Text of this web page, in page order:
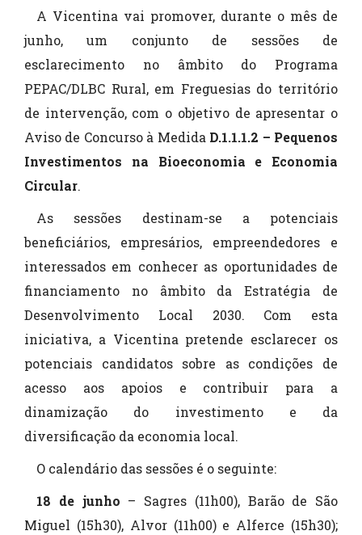
A Vicentina vai promover, durante o mês de
junho, um conjunto de sessões de
esclarecimento no âmbito do Programa
PEPAC/DLBC Rural, em Freguesias do território
de intervenção, com o objetivo de apresentar o
Aviso de Concurso à Medida D.1.1.1.2 – Pequenos
Investimentos na Bioeconomia e Economia
Circular.
As sessões destinam-se a potenciais
beneficiários, empresários, empreendedores e
interessados em conhecer as oportunidades de
financiamento no âmbito da Estratégia de
Desenvolvimento Local 2030. Com esta
iniciativa, a Vicentina pretende esclarecer os
potenciais candidatos sobre as condições de
acesso aos apoios e contribuir para a
dinamização do investimento e da
diversificação da economia local.
O calendário das sessões é o seguinte:
18 de junho – Sagres (11h00), Barão de São
Miguel (15h30), Alvor (11h00) e Alferce (15h30);